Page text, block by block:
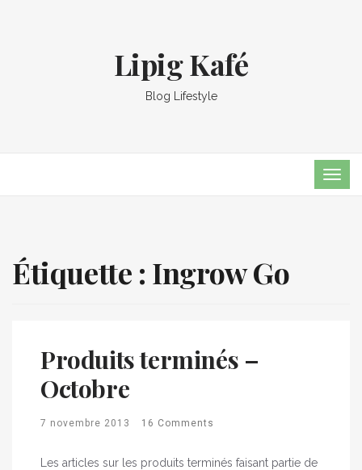
Lipig Kafé
Blog Lifestyle
Étiquette : Ingrow Go
Produits terminés –
Octobre
7 novembre 2013 16 Comments
Les articles sur les produits terminés faisant partie de